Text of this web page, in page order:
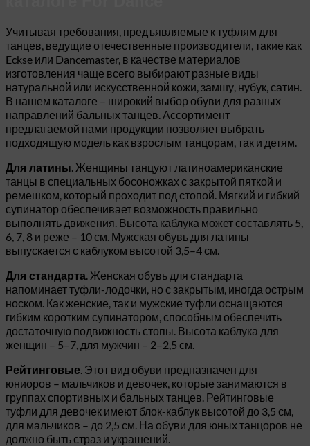
Учитывая требования, предъявляемые к туфлям для
танцев, ведущие отечественные производители, такие как
Eckse или Dancemaster, в качестве материалов
изготовления чаще всего выбирают разные виды
натуральной или искусственной кожи, замшу, нубук, сатин.
В нашем каталоге – широкий выбор обуви для разных
направлений бальных танцев. Ассортимент
предлагаемой нами продукции позволяет выбрать
подходящую модель как взрослым танцорам, так и детям.
Для латины. Женщины танцуют латиноамериканские
танцы в специальных босоножках с закрытой пяткой и
ремешком, который проходит под стопой. Мягкий и гибкий
супинатор обеспечивает возможность правильно
выполнять движения. Высота каблука может составлять 5,
6, 7, 8 и реже – 10 см. Мужская обувь для латины
выпускается с каблуком высотой 3,5–4 см.
Для стандарта. Женская обувь для стандарта
напоминает туфли-лодочки, но с закрытым, иногда острым
носком. Как женские, так и мужские туфли оснащаются
гибким коротким супинатором, способным обеспечить
достаточную подвижность стопы. Высота каблука для
женщин – 5–7, для мужчин – 2–2,5 см.
Рейтинговые. Этот вид обуви предназначен для
юниоров – мальчиков и девочек, которые занимаются в
группах спортивных и бальных танцев. Рейтинговые
туфли для девочек имеют блок-каблук высотой до 3,5 см,
для мальчиков – до 2,5 см. На обуви для юных танцоров не
должно быть страз и украшений.